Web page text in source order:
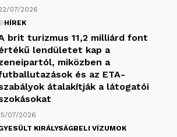
07/2026
HÍREK
brit turizmus 11,2 milliárd font
lendületet kap a
miközben a
és az ETA-
átalakítják a látogatói
07/2026
KIRÁLYSÁGBELI VÍZUMOK